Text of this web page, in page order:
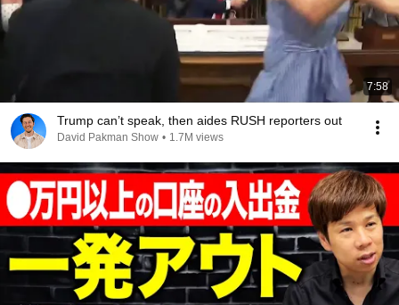
7:58
Trump can’t speak, then aides RUSH reporters out
David Pakman Show • 1.7M views